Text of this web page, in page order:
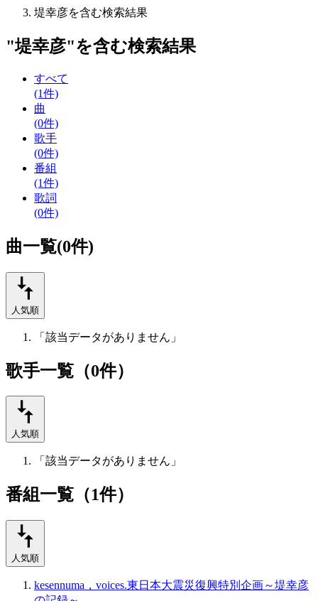
堤幸彦を含む検索結果
"堤幸彦"を含む検索結果
すべて
(1件)
曲
(0件)
歌手
(0件)
番組
(1件)
歌詞
(0件)
曲一覧(0件)
人気順
「該当データがありません」
歌手一覧（0件）
人気順
「該当データがありません」
番組一覧（1件）
人気順
kesennuma，voices.東日本大震災復興特別企画～堤幸彦